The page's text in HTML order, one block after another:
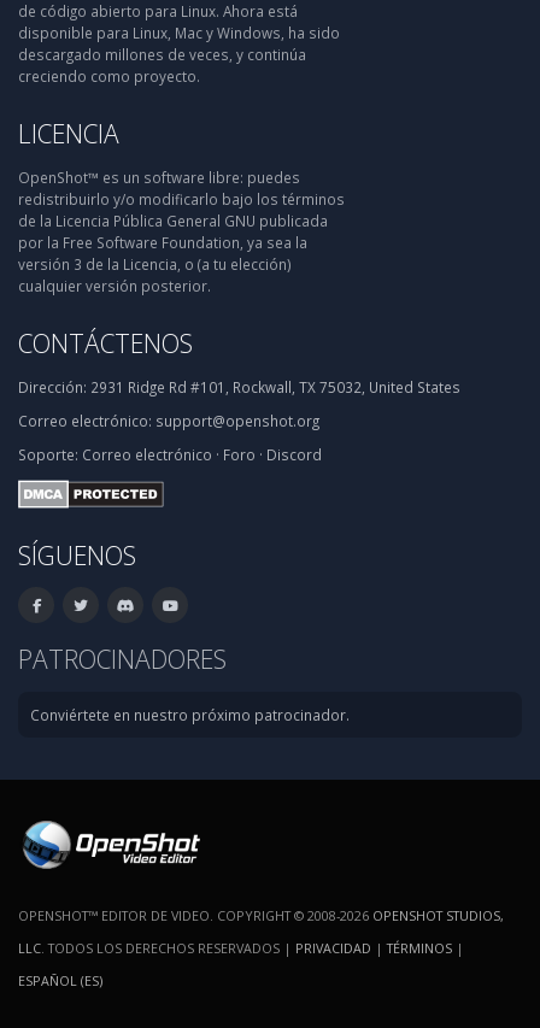
de código abierto para Linux. Ahora está
disponible para Linux, Mac y Windows, ha sido
descargado millones de veces, y continúa
creciendo como proyecto.
LICENCIA
OpenShot™ es un software libre: puedes
redistribuirlo y/o modificarlo bajo los términos
de la Licencia Pública General GNU publicada
por la Free Software Foundation, ya sea la
versión 3 de la Licencia, o (a tu elección)
cualquier versión posterior.
CONTÁCTENOS
Dirección: 2931 Ridge Rd #101, Rockwall, TX 75032, United States
Correo electrónico: support@openshot.org
Soporte: Correo electrónico · Foro · Discord
SÍGUENOS
PATROCINADORES
Conviértete en nuestro próximo patrocinador.
OPENSHOT™ EDITOR DE VIDEO. COPYRIGHT © 2008-2026 OPENSHOT STUDIOS,
LLC . TODOS LOS DERECHOS RESERVADOS | PRIVACIDAD |TÉRMINOS |
ESPAÑOL (ES)